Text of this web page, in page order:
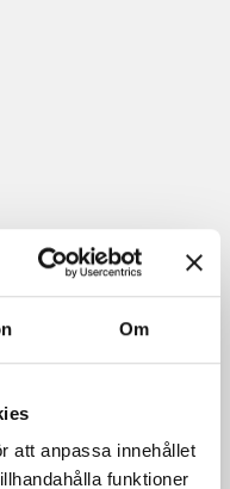
Om
att anpassa innehållet
funktioner
klänning med
från höften
för individuell